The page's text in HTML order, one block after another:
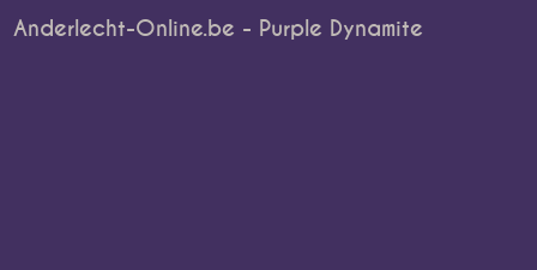
Anderlecht-Online.be - Purple Dynamite